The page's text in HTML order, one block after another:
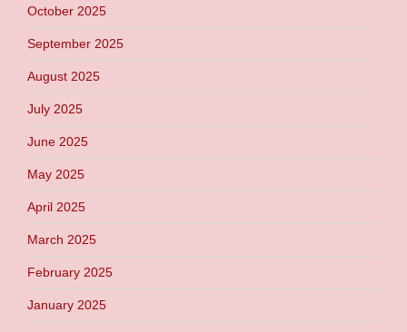
October 2025
September 2025
August 2025
July 2025
June 2025
May 2025
April 2025
March 2025
February 2025
January 2025